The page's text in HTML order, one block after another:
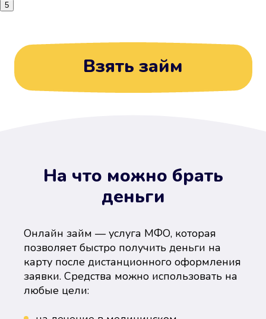
5
Взять займ
На что можно брать
деньги
Онлайн займ — услуга МФО, которая
позволяет быстро получить деньги на
карту после дистанционного оформления
заявки. Средства можно использовать на
любые цели: